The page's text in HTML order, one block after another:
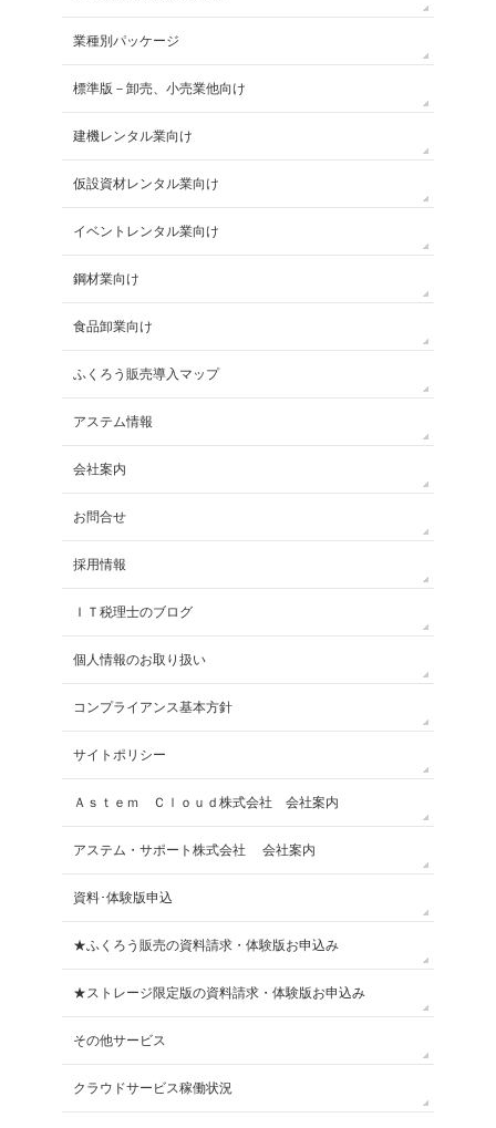
業種別パッケージ
標準版－卸売、小売業他向け
建機レンタル業向け
仮設資材レンタル業向け
イベントレンタル業向け
鋼材業向け
食品卸業向け
ふくろう販売導入マップ
アステム情報
会社案内
お問合せ
採用情報
ＩＴ税理士のブログ
個人情報のお取り扱い
コンプライアンス基本方針
サイトポリシー
Ａｓｔｅｍ Ｃｌｏｕｄ株式会社 会社案内
アステム・サポート株式会社 会社案内
資料･体験版申込
★ふくろう販売の資料請求・体験版お申込み
★ストレージ限定版の資料請求・体験版お申込み
その他サービス
クラウドサービス稼働状況